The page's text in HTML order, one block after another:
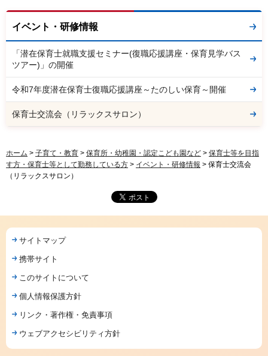
イベント・研修情報
「潜在保育士就職支援セミナー(復職応援講座・保育見学バス
ツアー)」の開催
令和7年度潜在保育士復職応援講座～たのしい保育～開催
保育士交流会（リラックスサロン）
ホーム > 子育て・教育 > 保育所・幼稚園・認定こども園など > 保育士等を目指
す方・保育士等として勤務している方 > イベント・研修情報 > 保育士交流会
（リラックスサロン）
サイトマップ
携帯サイト
このサイトについて
個人情報保護方針
リンク・著作権・免責事項
ウェブアクセシビリティ方針